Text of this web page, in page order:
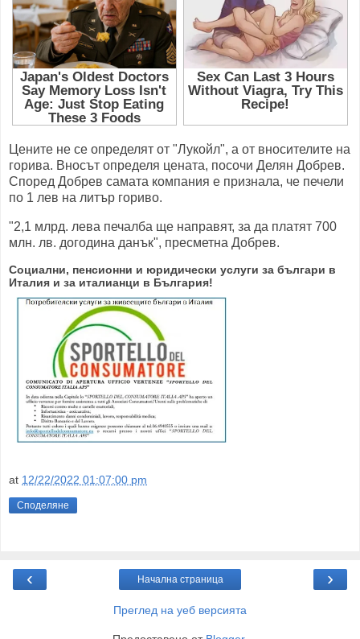
Цените не се определят от "Лукойл", а от вносителите на
горива. Вносът определя цената, посочи Делян Добрев.
Според Добрев самата компания е признала, че печели
по 1 лев на литър гориво.
"2,1 млрд. лева печалба ще направят, за да платят 700
млн. лв. догодина данък", пресметна Добрев.
Социални, пенсионни и юридически услуги за българи в
Италия и за италианци в България!
at 12/22/2022 01:07:00 pm
Споделяне
‹ ›
Начална страница
Преглед на уеб версията